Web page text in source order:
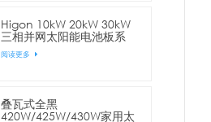
Higon 10kW 20kW 30kW
三相并网太阳能电池板系
统，适用于商业用途
阅读更多
叠瓦式全黑
420W/425W/430W家用太